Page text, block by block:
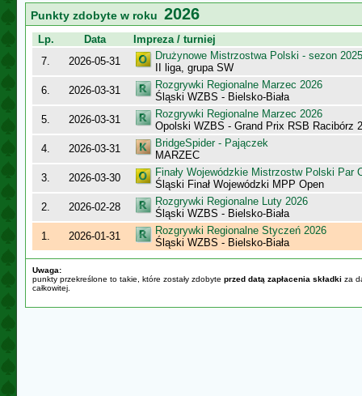
Punkty zdobyte w roku 2026
Lp. Data
Impreza / turniej
7.
2026-05-31
Drużynowe Mistrzostwa Polski - sezon
II liga, grupa SW
6.
2026-03-31
Rozgrywki Regionalne Marzec 2026
Śląski WZBS - Bielsko-Biała
5.
2026-03-31
Rozgrywki Regionalne Marzec 2026
Opolski WZBS - Grand Prix RSB Racibórz
4.
2026-03-31
BridgeSpider - Pajączek
MARZEC
3.
2026-03-30
Finały Wojewódzkie Mistrzostw Polski Par
Śląski Finał Wojewódzki MPP Open
2.
2026-02-28
Rozgrywki Regionalne Luty 2026
Śląski WZBS - Bielsko-Biała
1.
2026-01-31
Rozgrywki Regionalne Styczeń 2026
Śląski WZBS - Bielsko-Biała
Uwaga:
punkty przekreślone to takie, które zostały zdobyte przed datą zapłacenia składki za
całkowitej.